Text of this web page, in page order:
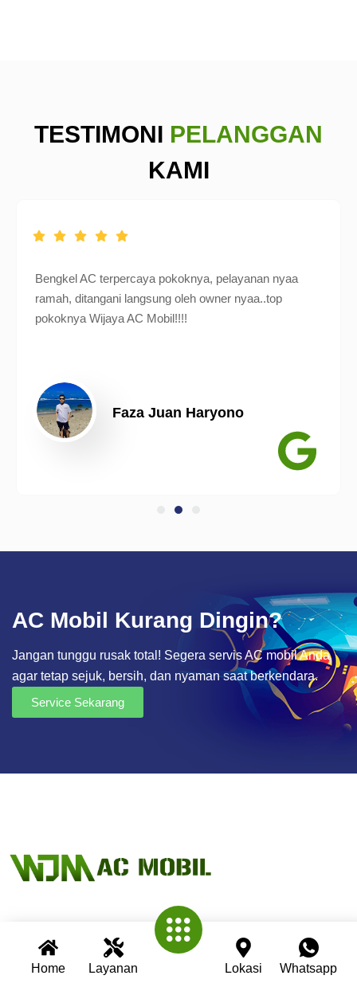
Home Layanan Lokasi Whatsapp
TESTIMONI PELANGGAN
KAMI
Bengkel AC terpercaya pokoknya, pelayanan nyaa
ramah, ditangani langsung oleh owner nyaa..top
pokoknya Wijaya AC Mobil!!!!
Faza Juan Haryono
AC Mobil Kurang Dingin?
Jangan tunggu rusak total! Segera servis AC mobil Anda
agar tetap sejuk, bersih, dan nyaman saat berkendara.
Service Sekarang
Wijaya AC Mobil adalah bengkel spesialis AC mobil yang
telah berpengalaman lebih dari 30 tahun. Kami berkomitmen
memberikan layanan terbaik dengan teknisi profesional,